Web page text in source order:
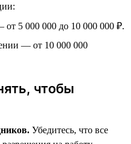
5 000 000 до 10 000 000 ₽.
— от 10 000 000
чтобы
Убедитесь, что все